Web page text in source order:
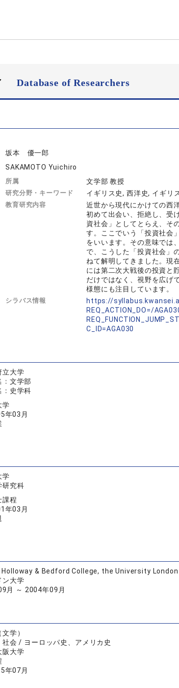
Database of Researchers
坂本 優一郎
SAKAMOTO Yuichiro
所属 文学部 教授
研究分野・キーワード イギリス史, 西洋史, イギリ
教育研究内容
近世から現代にかけての西
初めて出会い、拒絶し、受
資社会」としてとらえ、そ
す。ここでいう「投資社会
をいいます。その意味では
で、こうした「投資社会」
ねて解明してきました。現
には第二次大戦後の投資と
だけではなく、視野を広げ
様態にも注目しています。
シラバス情報
https://
REQ_ACTION_DO=/
C_ID=AGA030
立大学
文学部
史学科
学
年03月
学
研究科
課程
年03月
Holloway & Bedford College, the University London
ン大学
月 ～ 2004年09月
学）
社会 / ヨーロッパ史、アメリカ史
阪大学
年07月